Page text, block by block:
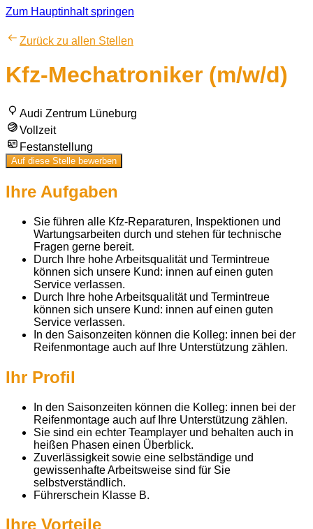
Zum Hauptinhalt springen
Zurück zu allen Stellen
Kfz-Mechatroniker (m/w/d)
Audi Zentrum Lüneburg
Vollzeit
Festanstellung
Auf diese Stelle bewerben
Ihre Aufgaben
Sie führen alle Kfz-Reparaturen, Inspektionen und
Wartungsarbeiten durch und stehen für technische
Fragen gerne bereit.
Durch Ihre hohe Arbeitsqualität und Termintreue
können sich unsere Kund: innen auf einen guten
Service verlassen.
Durch Ihre hohe Arbeitsqualität und Termintreue
können sich unsere Kund: innen auf einen guten
Service verlassen.
In den Saisonzeiten können die Kolleg: innen bei der
Reifenmontage auch auf Ihre Unterstützung zählen.
Ihr Profil
In den Saisonzeiten können die Kolleg: innen bei der
Reifenmontage auch auf Ihre Unterstützung zählen.
Sie sind ein echter Teamplayer und behalten auch in
heißen Phasen einen Überblick.
Zuverlässigkeit sowie eine selbständige und
gewissenhafte Arbeitsweise sind für Sie
selbstverständlich.
Führerschein Klasse B.
Ihre Vorteile